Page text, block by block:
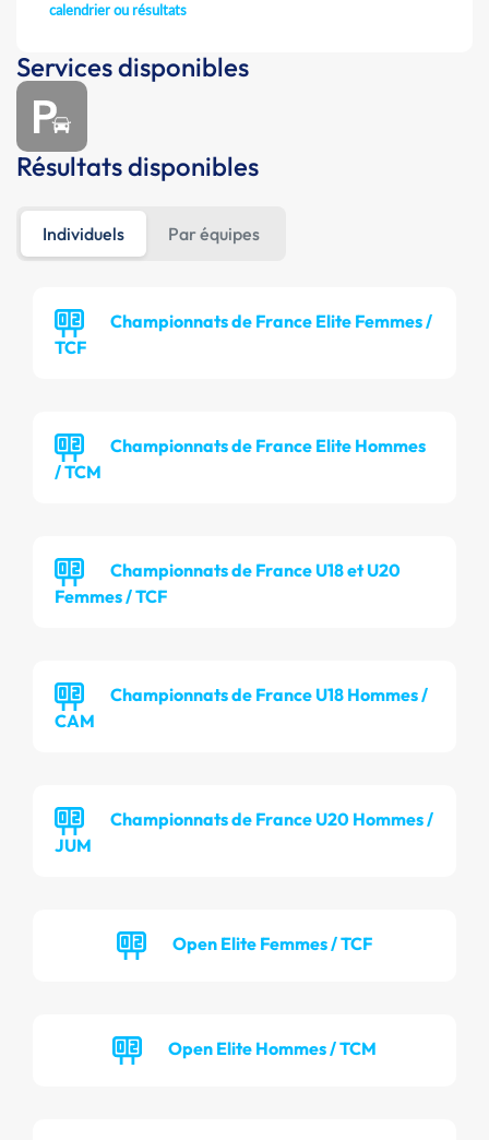
calendrier ou résultats
Services disponibles
Résultats disponibles
Individuels Par équipes
Championnats de France Elite Femmes /
TCF
Championnats de France Elite Hommes
/ TCM
Championnats de France U18 et U20
Femmes / TCF
Championnats de France U18 Hommes /
CAM
Championnats de France U20 Hommes /
JUM
Open Elite Femmes / TCF
Open Elite Hommes / TCM